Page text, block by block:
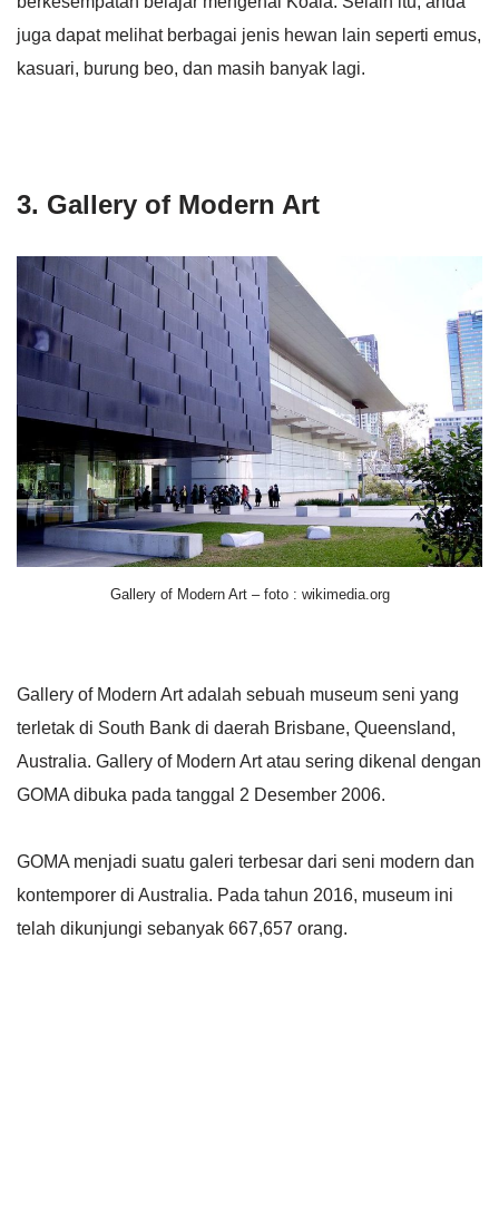
juga dapat melihat berbagai jenis hewan lain seperti emus,
kasuari, burung beo, dan masih banyak lagi.
3. Gallery of Modern Art
Gallery of Modern Art – foto : wikimedia.org
Gallery of Modern Art adalah sebuah museum seni yang
terletak di South Bank di daerah Brisbane, Queensland,
Australia. Gallery of Modern Art atau sering dikenal dengan
GOMA dibuka pada tanggal 2 Desember 2006.
GOMA menjadi suatu galeri terbesar dari seni modern dan
kontemporer di Australia. Pada tahun 2016, museum ini
telah dikunjungi sebanyak 667,657 orang.